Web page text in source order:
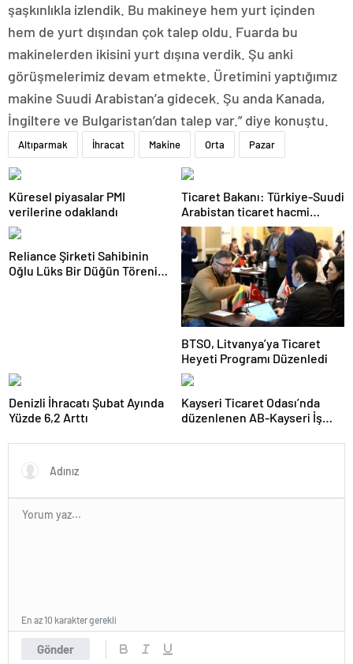
şaşkınlıkla izlendik. Bu makineye hem yurt içinden
hem de yurt dışından çok talep oldu. Fuarda bu
makinelerden ikisini yurt dışına verdik. Şu anki
görüşmelerimiz devam etmekte. Üretimini yaptığımız
makine Suudi Arabistan’a gidecek. Şu anda Kanada,
İngiltere ve Bulgaristan’dan talep var.” diye konuştu.
Altıparmak İhracat Makine Orta Pazar
Küresel piyasalar PMI
verilerine odaklandı
Ticaret Bakanı: Türkiye-Suudi
Arabistan ticaret hacmi
artacak
Reliance Şirketi Sahibinin
Oğlu Lüks Bir Düğün Töreni
BTSO, Litvanya’ya Ticaret
Heyeti Programı Düzenledi
Denizli İhracatı Şubat Ayında
Yüzde 6,2 Arttı
Kayseri Ticaret Odası’nda
düzenlenen AB-Kayseri İş
ve dijitalleşme vurgusu
Gönder
En az 10 karakter gerekli